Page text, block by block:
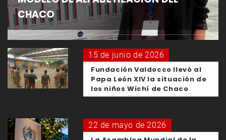
CHACO
15 de junio de 2026
Fundación Valdocco llevó al
Papa León XIV la situación de
los niños Wichí de Chaco
22 de mayo de 2026